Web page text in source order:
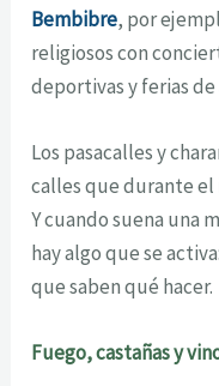
Bembibre, por
religiosos con
deportivas y ferias de
Los pasacalles y
calles que durante el
Y cuando suena una
hay algo que se
que saben qué hacer.
Fuego, castañas y